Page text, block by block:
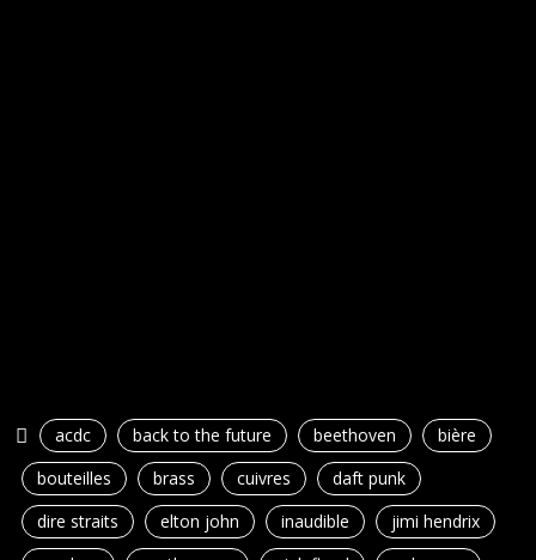
acdc back to the future beethoven
bière
bouteilles
brass cuivres
daft punk
dire straits
elton john inaudible
jimi hendrix